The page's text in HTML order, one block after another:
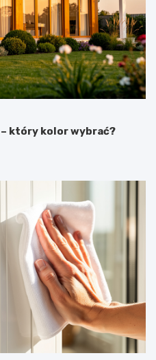
– który kolor wybrać?